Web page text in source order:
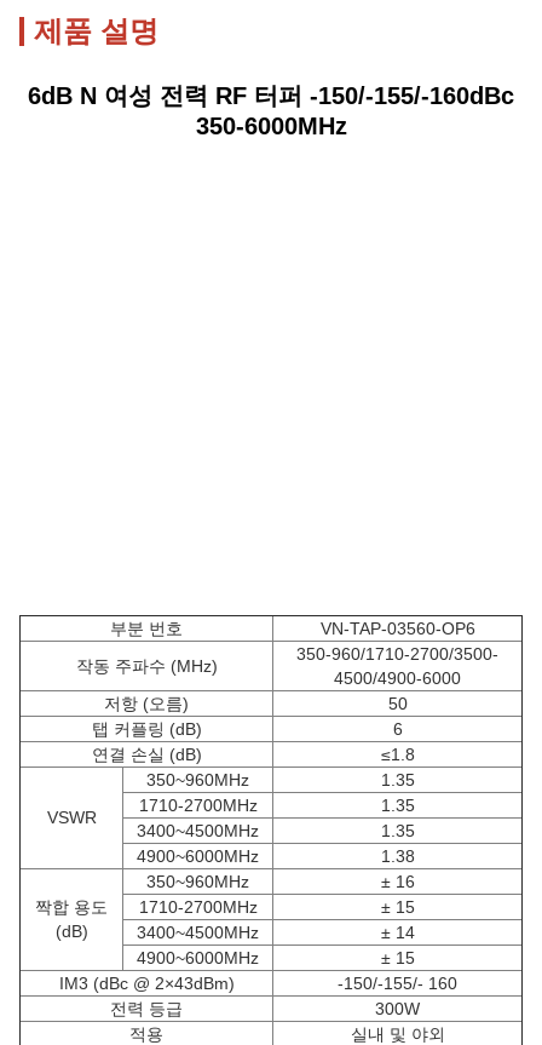
제품 설명
6dB N 여성 전력 RF 터퍼 -150/-155/-160dBc
350-6000MHz
부분 번호
VN-TAP-03560-OP6
작동 주파수 (MHz)
350-960/1710-2700/3500-
4500/4900-6000
저항 (오름)
50
탭 커플링 (dB)
6
연결 손실 (dB)
≤1.8
VSWR
350~960MHz
1.35
1710-2700MHz
1.35
3400~4500MHz
1.35
4900~6000MHz
1.38
짝합 용도
(dB)
350~960MHz
± 16
1710-2700MHz
± 15
3400~4500MHz
± 14
4900~6000MHz
± 15
IM3 (dBc @ 2×43dBm)
-150/-155/- 160
전력 등급
300W
적용
실내 및 야외